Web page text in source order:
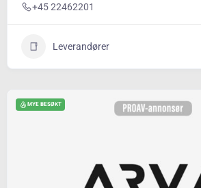
+45 22462201
Leverandører
MYE BESØKT